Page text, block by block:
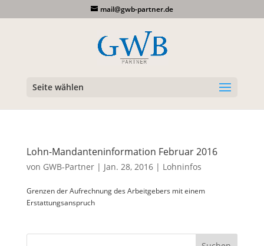
mail@gwb-partner.de
Seite wählen
Lohn-Mandanteninformation Februar 2016
von GWB-Partner| Jan. 28, 2016| Lohninfos
Grenzen der Aufrechnung des Arbeitgebers mit einem
Erstattungsanspruch